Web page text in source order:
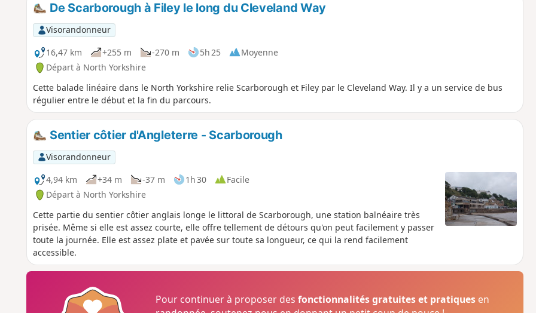
De Scarborough à Filey le long du Cleveland Way
Visorandonneur
16,47 km
+255 m -270 m 5h 25
Moyenne
Départ à North Yorkshire
Cette balade linéaire dans le North Yorkshire relie Scarborough et Filey par le Cleveland Way. Il y a un service de bus
régulier entre le début et la fin du parcours.
Sentier côtier d'Angleterre - Scarborough
Visorandonneur
4,94 km
+34 m -37 m 1h 30
Facile
Départ à North Yorkshire
Cette partie du sentier côtier anglais longe le littoral de Scarborough, une station balnéaire très
prisée. Même si elle est assez courte, elle offre tellement de détours qu'on peut facilement y passer
toute la journée. Elle est assez plate et pavée sur toute sa longueur, ce qui la rend facilement
accessible.
Pour continuer à proposer desfonctionnalités gratuites et pratiques en